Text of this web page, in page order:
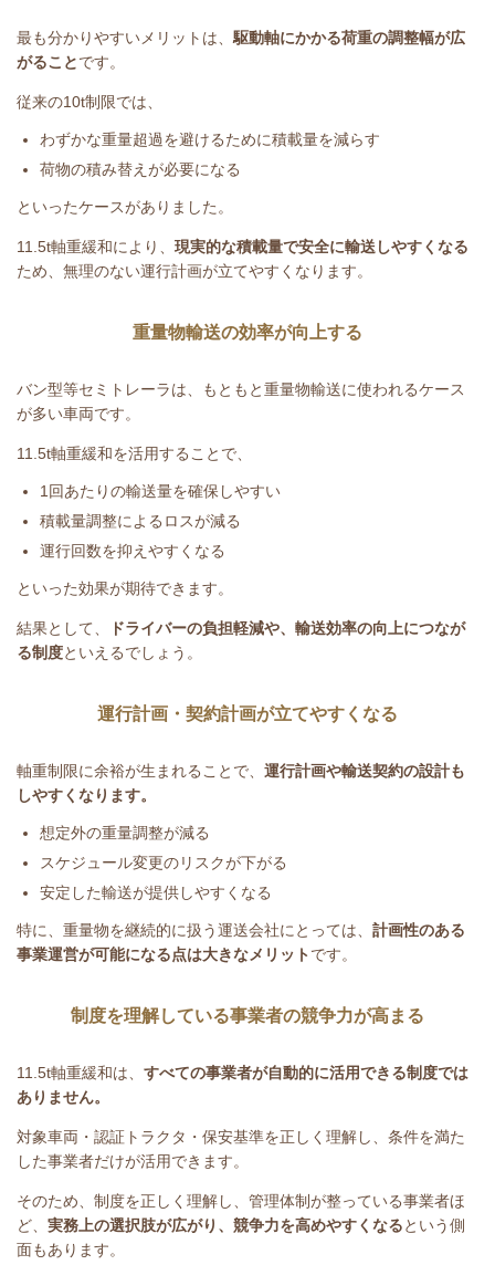
最も分かりやすいメリットは、 駆動軸にかかる荷重の調整幅が広
がることです。
従来の10t制限では、
わずかな重量超過を避けるために積載量を減らす
荷物の積み替えが必要になる
といったケースがありました。
11.5t軸重緩和により、 現実的な積載量で安全に輸送しやすくなる
ため、無理のない運行計画が立てやすくなります。
重量物輸送の効率が向上する
バン型等セミトレーラは、もともと重量物輸送に使われるケース
が多い車両です。
11.5t軸重緩和を活用することで、
1 回あたりの輸送量を確保しやすい
積載量調整によるロスが減る
運行回数を抑えやすくなる
といった効果が期待できます。
結果として、
ドライバーの負担軽減や、輸送効率の向上につなが
る制度といえるでしょう。
運行計画・契約計画が立てやすくなる
軸重制限に余裕が生まれることで、 運行計画や輸送契約の設計も
しやすくなります。
想定外の重量調整が減る
スケジュール変更のリスクが下がる
安定した輸送が提供しやすくなる
特に、重量物を継続的に扱う運送会社にとっては、 計画性のある
事業運営が可能になる点は大きなメリットです。
制度を理解している事業者の競争力が高まる
11.5t軸重緩和は、 すべての事業者が自動的に活用できる制度では
ありません。
対象車両・認証トラクタ・保安基準を正しく理解し、条件を満た
した事業者だけが活用できます。
そのため、制度を正しく理解し、管理体制が整っている事業者ほ
ど、 実務上の選択肢が広がり、競争力を高めやすくなるという側
面もあります。